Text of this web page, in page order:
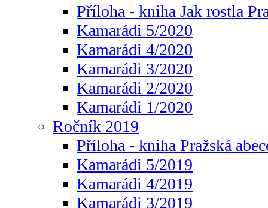
Příloha - kniha Jak rostla
Kamarádi 5/2020
Kamarádi 4/2020
Kamarádi 3/2020
Kamarádi 2/2020
Kamarádi 1/2020
Ročník 2019
Příloha - kniha Pražská
Kamarádi 5/2019
Kamarádi 4/2019
Kamarádi 3/2019